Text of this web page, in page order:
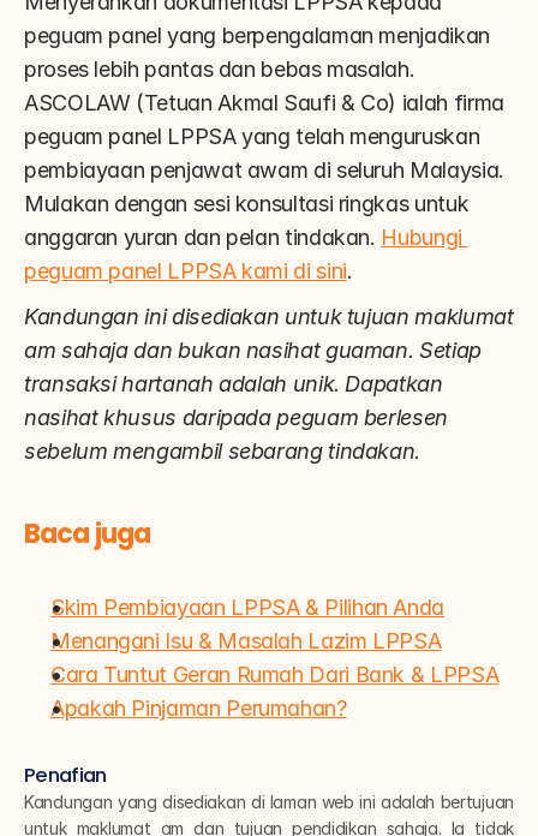
peguam panel yang berpengalaman menjadikan
proses lebih pantas dan bebas masalah.
ASCOLAW (Tetuan Akmal Saufi & Co) ialah firma
peguam panel LPPSA yang telah menguruskan
pembiayaan penjawat awam di seluruh Malaysia.
Mulakan dengan sesi konsultasi ringkas untuk
anggaran yuran dan pelan tindakan. Hubungi
peguam panel LPPSA kami di sini.
Kandungan ini disediakan untuk tujuan maklumat
am sahaja dan bukan nasihat guaman. Setiap
transaksi hartanah adalah unik. Dapatkan
nasihat khusus daripada peguam berlesen
sebelum mengambil sebarang tindakan.
Baca juga
Skim Pembiayaan LPPSA & Pilihan Anda
Menangani Isu & Masalah Lazim LPPSA
Cara Tuntut Geran Rumah Dari Bank & LPPSA
Apakah Pinjaman Perumahan?
Penafian
Kandungan yang disediakan di laman web ini adalah bertujuan
untuk maklumat am dan tujuan pendidikan sahaja. Ia tidak